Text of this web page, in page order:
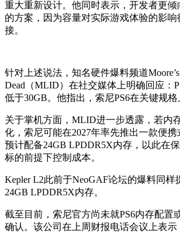
重大重新设计。他同时表示，开发者更倾
的方案，因为容量对实际游戏体验的影
接。
针对上述说法，知名硬件爆料频道
Dead（MLID）在社交媒体上明确回应：
低于30GB。他指出，索尼PS6在关键规格
关于掌机方面，MLID进一步透露，若内
化，索尼可能在2027年率先推出一款便携
预计配备24GB LPDDR5X内存，以此在
标的前提下控制成本。
Kepler L2此前于NeoGAF论坛的爆料同样
24GB LPDDR5X内存。
截至目前，索尼官方尚未就PS6内存配置
确认。该公司在上周财报电话会议上表